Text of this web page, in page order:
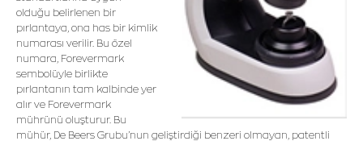
olduğu belirlenen bir
pırlantaya, ona has bir kimlik
numarası verilir. Bu özel
numara, Forevermark
sembolüyle birlikte
pırlantanın tam kalbinde yer
alır ve Forevermark
mührünü oluşturur. Bu
mühür, De Beers Grubu’nun geliştirdiği benzeri olmayan, patentli